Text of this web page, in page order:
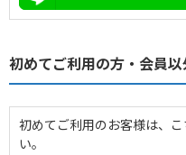
初めてご利用の方・会員以
初めてご利用のお客様は、
い。